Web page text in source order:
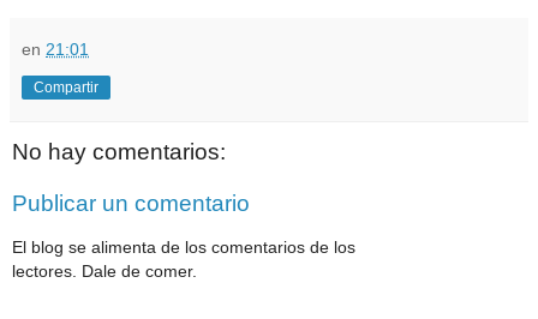
en 21:01
Compartir
No hay comentarios:
Publicar un comentario
El blog se alimenta de los comentarios de los
lectores. Dale de comer.